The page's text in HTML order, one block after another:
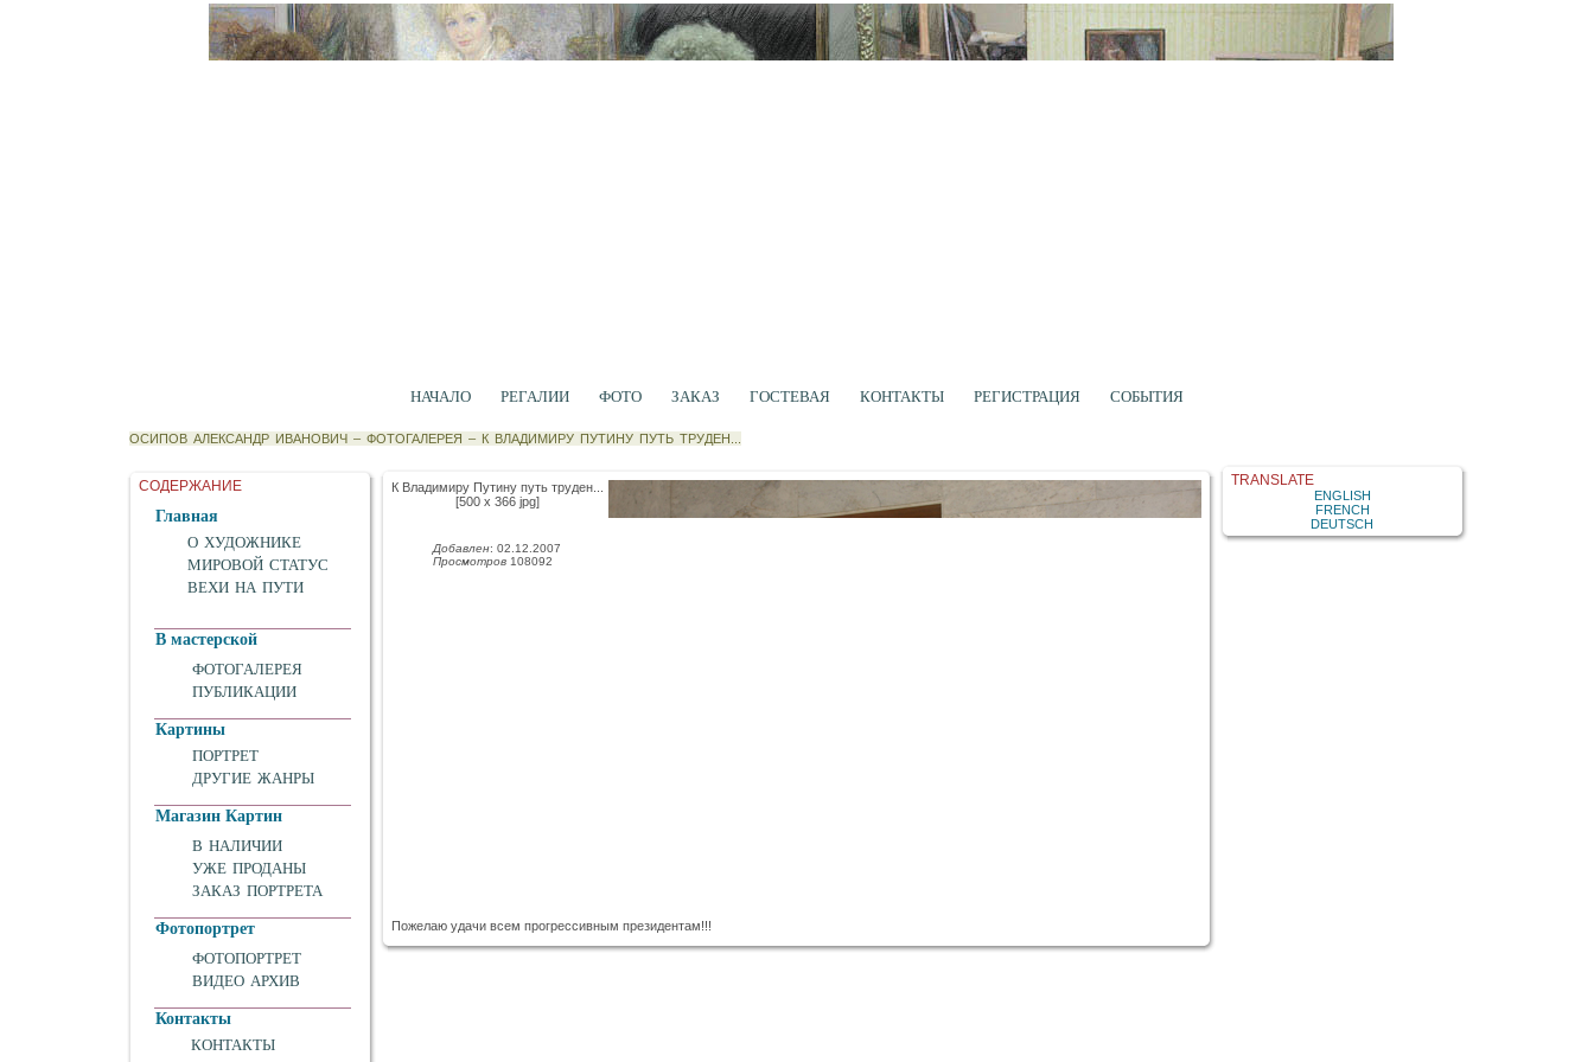
НАЧАЛО РЕГАЛИИ ФОТО ЗАКАЗ ГОСТЕВАЯ КОНТАКТЫ РЕГИСТРАЦИЯ СОБЫТИЯ
ОСИПОВ АЛЕКСАНДР ИВАНОВИЧ– ФОТОГАЛЕРЕЯ – К ВЛАДИМИРУ ПУТИНУ ПУТЬ ТРУДЕН...
СОДЕРЖАНИЕ
Главная
О ХУДОЖНИКЕ
МИРОВОЙ СТАТУС
ВЕХИ НА ПУТИ
В мастерской
ФОТОГАЛЕРЕЯ
ПУБЛИКАЦИИ
Картины
ПОРТРЕТ
ДРУГИЕ ЖАНРЫ
Магазин Картин
В НАЛИЧИИ
УЖЕ ПРОДАНЫ
ЗАКАЗ ПОРТРЕТА
Фотопортрет
ФОТОПОРТРЕТ
ВИДЕО АРХИВ
Контакты
КОНТАКТЫ
К Владимиру Путину путь труден...
[500 x 366 jpg]
Добавлен: 02.12.2007
Просмотров 108092
Пожелаю удачи всем прогрессивным президентам!!!
TRANSLATE
ENGLISH
FRENCH
DEUTSCH